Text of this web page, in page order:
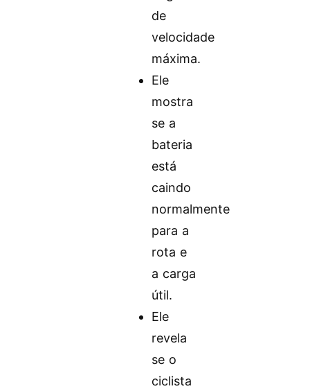
de
velocidade
máxima.
Ele
mostra
se a
bateria
está
caindo
normalmente
para a
rota e
a carga
útil.
Ele
revela
se o
ciclista